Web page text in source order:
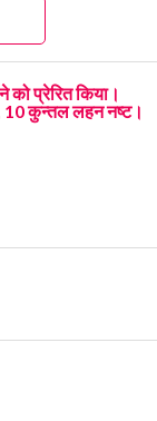
को प्रेरित किया।
10 कुन्तल लहन नष्ट।